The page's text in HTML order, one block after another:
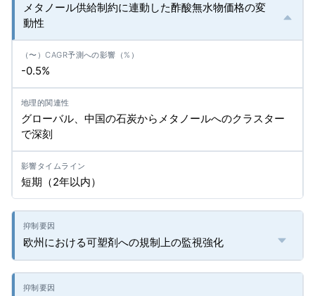
メタノール供給制約に連動した酢酸無水物価格の変
動性
-0.5%
グローバル、中国の石炭からメタノールへのクラスター
で深刻
短期（2年以内）
欧州における可塑剤への規制上の監視強化